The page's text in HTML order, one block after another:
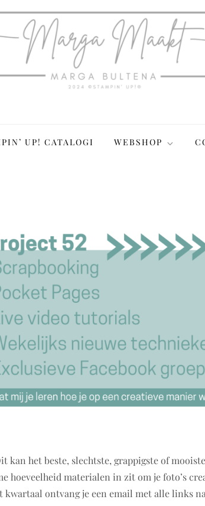
UP! CATALOGI WEBSHOP
kan het beste, slechtste, grappigste of
hoeveelheid materialen in zit om je foto’s
kwartaal ontvang je een email met alle links